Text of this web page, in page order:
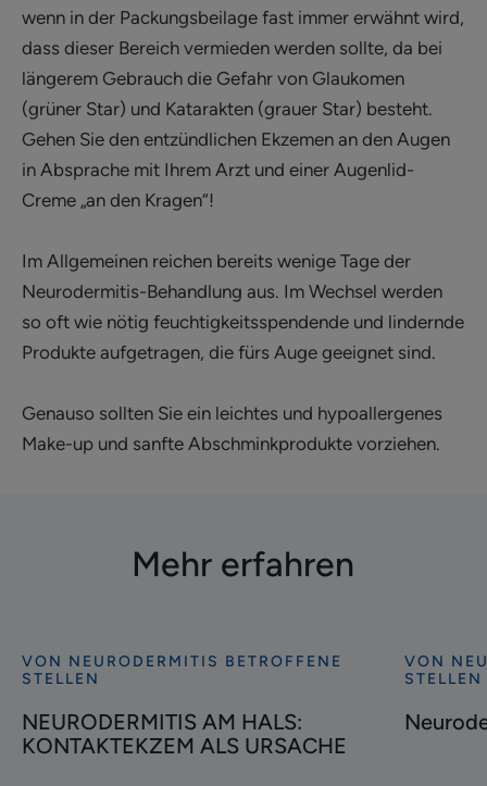
wenn in der Packungsbeilage fast immer erwähnt wird,
dass dieser Bereich vermieden werden sollte, da bei
längerem Gebrauch die Gefahr von Glaukomen
(grüner Star) und Katarakten (grauer Star) besteht.
Gehen Sie den entzündlichen Ekzemen an den Augen
in Absprache mit Ihrem Arzt und einer Augenlid-
Creme „an den Kragen“!
Im Allgemeinen reichen bereits wenige Tage der
Neurodermitis-Behandlung aus. Im Wechsel werden
so oft wie nötig feuchtigkeitsspendende und lindernde
Produkte aufgetragen, die fürs Auge geeignet sind.
Genauso sollten Sie ein leichtes und hypoallergenes
Make-up und sanfte Abschminkprodukte vorziehen.
Mehr erfahren
Entdecken
AM
HALS:
VON NEURODERMITIS BETROFFENE
STELLEN
NEURODERMITIS AM HALS:
KONTAKTEKZEM ALS URSACHE
Kopfhaut
VON
STELLEN